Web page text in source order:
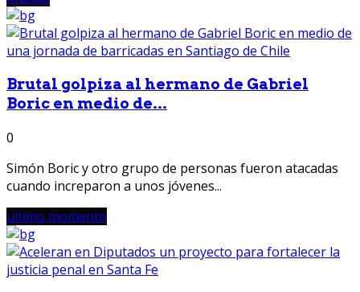
Brutal golpiza al hermano de Gabriel
Boric en medio de...
0
Simón Boric y otro grupo de personas fueron atacadas
cuando increparon a unos jóvenes...
ultimo momento